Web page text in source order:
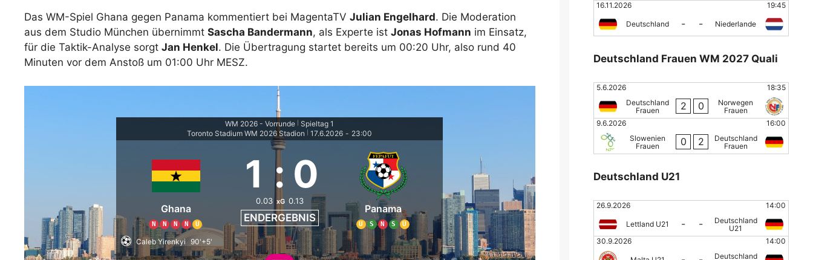
Das WM-Spiel Ghana gegen Panama kommentiert bei MagentaTV Julian Engelhard. Die Moderation
aus dem Studio München übernimmt Sascha Bandermann, als Experte ist Jonas Hofmann im Einsatz,
für die Taktik-Analyse sorgt Jan Henkel. Die Übertragung startet bereits um 00:20 Uhr, also rund 40
Minuten vor dem Anstoß um 01:00 Uhr MESZ.
WM 2026 - Vorrunde
Spieltag 1
Toronto Stadium WM 2026 Stadion
17.6.2026 - 23:00
Ghana
N N N N U
1 : 0
0.03 xG 0.13
ENDERGEBNIS
Panama
U S N S U
Caleb Yirenkyi 90'+5'
16.11.2026
19:45
Deutschland - - Niederlande
Deutschland Frauen WM 2027 Quali
5.6.2026
18:35
Deutschland
Frauen
2 0
Norwegen
Frauen
9.6.2026
16:00
Slowenien
Frauen
0 2
Deutschland
Frauen
Deutschland U21
26.9.2026 14:00
Lettland U21 - -
Deutschland
U21
30.9.2026
14:00
Deutschland